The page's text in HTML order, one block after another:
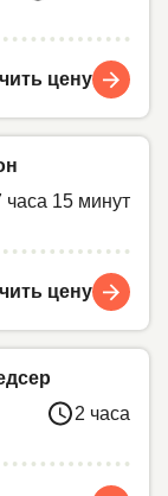
цену
часа 15 минут
цену
2 часа